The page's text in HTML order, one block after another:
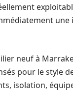
une
neuf à
pour le style
isolation,